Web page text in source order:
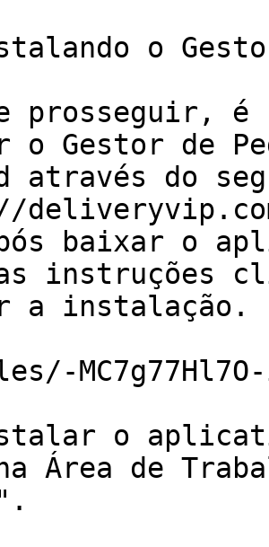
o
prosseguir, é
Gestor de
através do
baixar o
instruções
a instalação.
MC7g77Hl7O-
o
Área de